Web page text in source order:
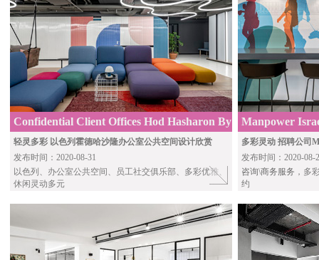
Confidential Client Offices Hod Hasharon By
Studio BA
轻灵多彩 以色列霍德哈沙隆办公室公共空间设计欣赏
发布时间：2020-08-31
以色列、办公室公共空间、员工社交俱乐部、多彩优雅、
休闲灵动多元
Manpower
Architects
多彩灵动 招聘公司
发布时间：2020-08-
咨询\商务服务 ，多
约